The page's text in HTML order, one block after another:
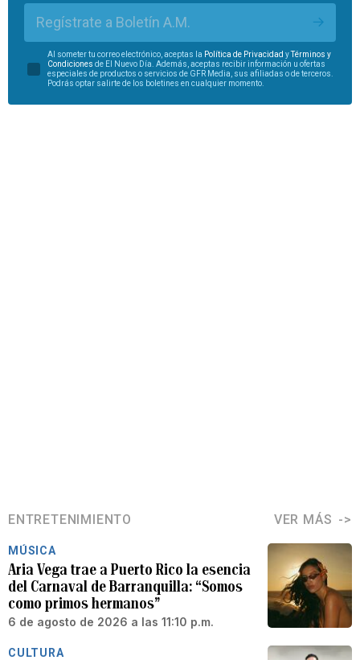
Regístrate a Boletín A.M.
Al someter tu correo electrónico, aceptas la Política de Privacidad yTérminos y
Condiciones de El Nuevo Día. Además, aceptas recibir información u ofertas
especiales de productos o servicios de GFR Media, sus afiliadas o de terceros.
Podrás optar salirte de los boletines en cualquier momento.
ENTRETENIMIENTO VER MÁS
MÚSICA
Aria Vega trae a Puerto Rico la esencia
del Carnaval de Barranquilla: “Somos
como primos hermanos”
6 de agosto de 2026 a las 11:10 p.m.
CULTURA